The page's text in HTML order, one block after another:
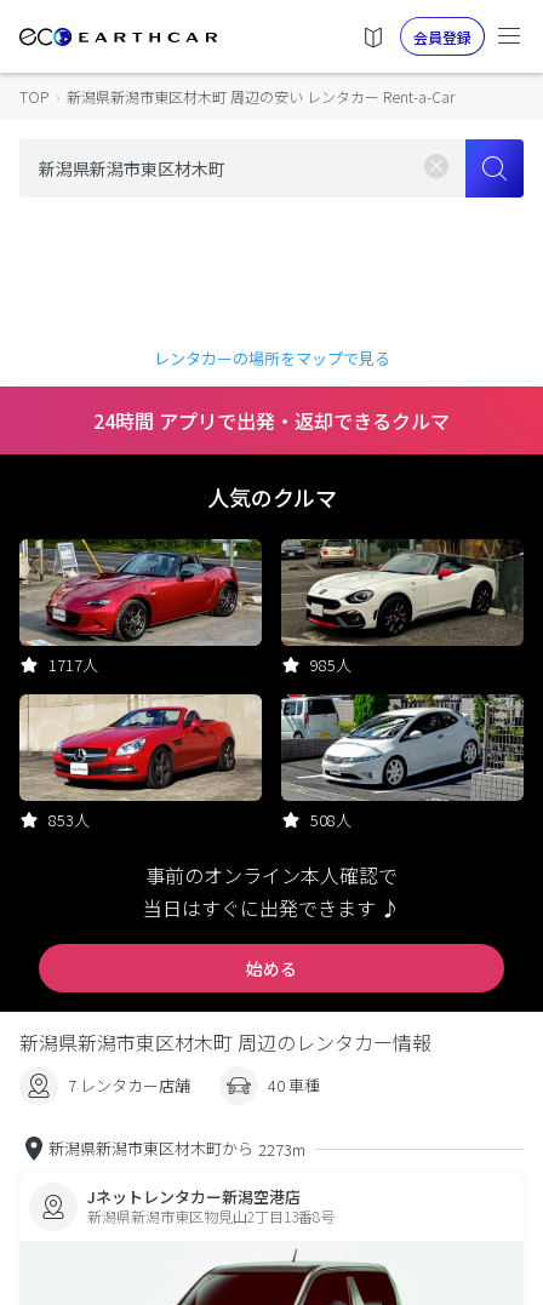
会員登録
TOP › 新潟県新潟市東区材木町 周辺の安い レンタカー Rent-a-Car
レンタカーの場所をマップで見る
24時間 アプリで出発・返却できるクルマ
人気のクルマ
1717人 985人
853人 508人
事前のオンライン本人確認で
当日はすぐに出発できます ♪
始める
新潟県新潟市東区材木町 周辺のレンタカー情報
7 レンタカー店舗 40 車種
新潟県新潟市東区材木町から 2273m
Jネットレンタカー新潟空港店
新潟県新潟市東区物見山2丁目13番8号